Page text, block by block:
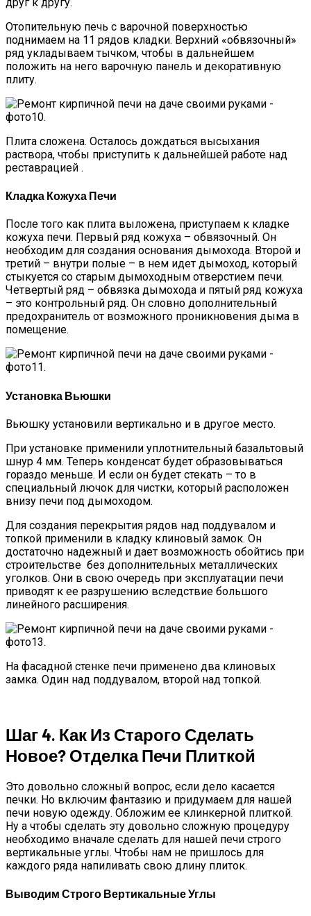
Отопительную печь с варочной поверхностью
поднимаем на 11 рядов кладки. Верхний «обвязочный»
ряд укладываем тычком, чтобы в дальнейшем
положить на него варочную панель и декоративную
плиту.
Плита сложена. Осталось дождаться высыхания
раствора, чтобы приступить к дальнейшей работе над
реставрацией .
Кладка Кожуха Печи
После того как плита выложена, приступаем к кладке
кожуха печи. Первый ряд кожуха – обвязочный. Он
необходим для создания основания дымохода. Второй и
третий – внутри полые – в нем идет дымоход, который
стыкуется со старым дымоходным отверстием печи.
Четвертый ряд – обвязка дымохода и пятый ряд кожуха
– это контрольный ряд. Он словно дополнительный
предохранитель от возможного проникновения дыма в
помещение.
Установка Вьюшки
Вьюшку установили вертикально и в другое место.
При установке применили уплотнительный базальтовый
шнур 4 мм. Теперь конденсат будет образовываться
гораздо меньше. И если он будет стекать – то в
специальный лючок для чистки, который расположен
внизу печи под дымоходом.
Для создания перекрытия рядов над поддувалом и
топкой применили в кладку клиновый замок. Он
достаточно надежный и дает возможность обойтись при
строительстве без дополнительных металлических
уголков. Они в свою очередь при эксплуатации печи
приводят к ее разрушению вследствие большого
линейного расширения.
На фасадной стенке печи применено два клиновых
замка. Один над поддувалом, второй над топкой.
Шаг 4. Как Из Старого Сделать
Новое? Отделка Печи Плиткой
Это довольно сложный вопрос, если дело касается
печки. Но включим фантазию и придумаем для нашей
печи новую одежду. Обложим ее клинкерной плиткой.
Ну а чтобы сделать эту довольно сложную процедуру
необходимо вначале сделать для нашей печи строго
вертикальные углы. Чтобы нам не пришлось для
каждого ряда напиливать свою длину плиток.
Выводим Строго Вертикальные Углы